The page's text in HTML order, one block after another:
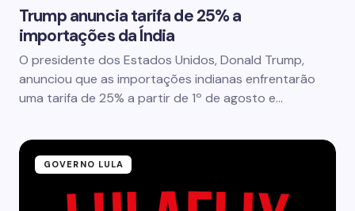
Trump anuncia tarifa de 25% a
importações da Índia
O presidente dos Estados Unidos, Donald Trump,
anunciou que as importações indianas enfrentarão
uma tarifa de 25% a partir de 1º de agosto e…
GOVERNO LULA